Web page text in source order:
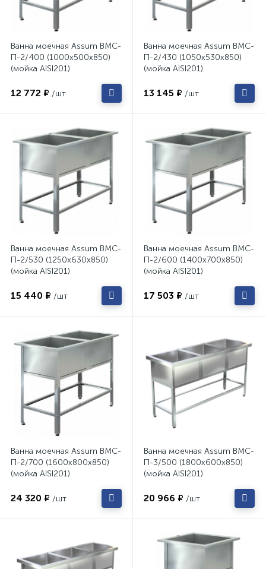
Ванна моечная Assum ВМС-
П-2/400 (1000х500х850)
(мойка AISI201)
12 772 ₽ /шт
Ванна моечная Assum ВМС-
П-2/430 (1050х530х850)
(мойка AISI201)
13 145 ₽ /шт
Ванна моечная Assum ВМС-
П-2/530 (1250х630х850)
(мойка AISI201)
15 440 ₽ /шт
Ванна моечная Assum ВМС-
П-2/600 (1400х700х850)
(мойка AISI201)
17 503 ₽ /шт
Ванна моечная Assum ВМС-
П-2/700 (1600х800х850)
(мойка AISI201)
24 320 ₽ /шт
Ванна моечная Assum ВМС-
П-3/500 (1800х600х850)
(мойка AISI201)
20 966 ₽ /шт